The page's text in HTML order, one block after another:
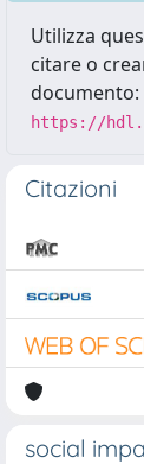
Utilizza
citare o
documento:
https://
Citazioni
social